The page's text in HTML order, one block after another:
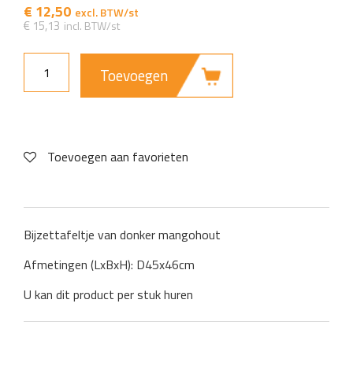
€ 12,50
€ 15,13
Toevoegen
Toevoegen aan favorieten
Bijzettafeltje van donker mangohout
Afmetingen (LxBxH): D45x46cm
U kan dit product per stuk huren